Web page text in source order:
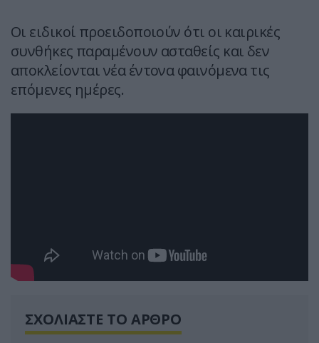
Οι ειδικοί προειδοποιούν ότι οι καιρικές
συνθήκες παραμένουν ασταθείς και δεν
αποκλείονται νέα έντονα φαινόμενα τις
επόμενες ημέρες.
ΣΧΟΛΙΑΣΤΕ ΤΟ ΑΡΘΡΟ